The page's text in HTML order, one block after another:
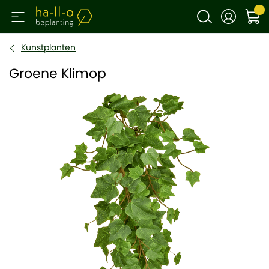
Kunstplanten
Groene Klimop